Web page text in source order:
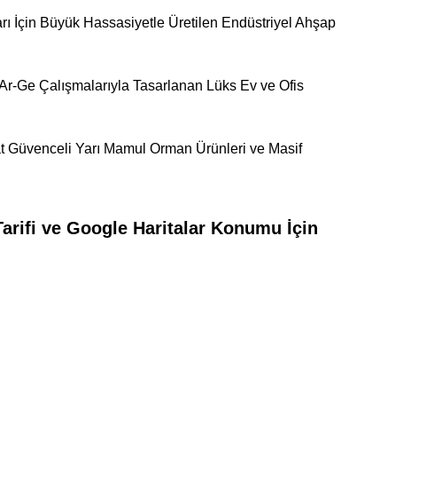
İçin Büyük Hassasiyetle Üretilen Endüstriyel Ahşap
Ge Çalışmalarıyla Tasarlanan Lüks Ev ve Ofis
Yarı Mamul Orman Ürünleri ve Masif
ve Google Haritalar Konumu İçin